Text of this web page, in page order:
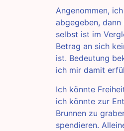
Angenommen,
abgegeben,
selbst ist im
Betrag an sich
ist. Bedeutung
ich mir damit
Ich könnte
ich könnte zur
Brunnen zu
spendieren.